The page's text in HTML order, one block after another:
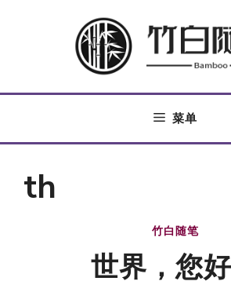
菜单
th
竹白随笔
世界，您好